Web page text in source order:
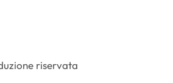
riservata